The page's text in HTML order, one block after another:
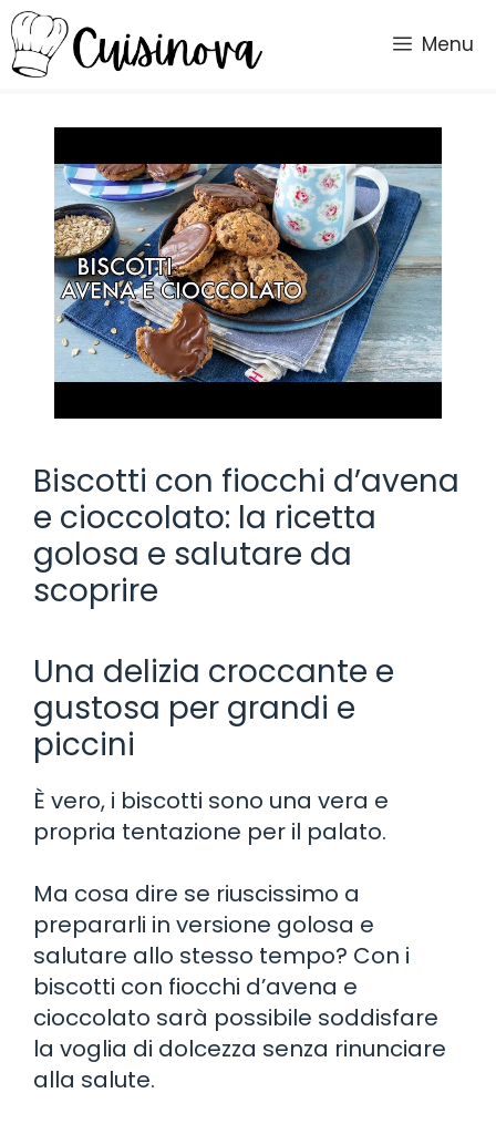
Vai
al
contenuto
Menu
Biscotti con fiocchi d’avena
e cioccolato: la ricetta
golosa e salutare da
scoprire
Una delizia croccante e
gustosa per grandi e
piccini
È vero, i biscotti sono una vera e
propria tentazione per il palato.
Ma cosa dire se riuscissimo a
prepararli in versione golosa e
salutare allo stesso tempo? Con i
biscotti con fiocchi d’avena e
cioccolato sarà possibile soddisfare
la voglia di dolcezza senza rinunciare
alla salute.